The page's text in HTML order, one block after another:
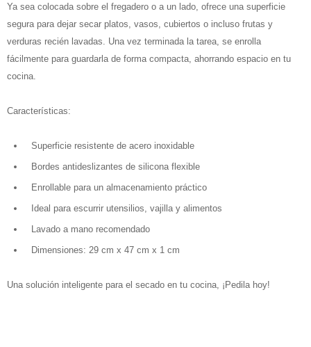
Ya sea colocada sobre el fregadero o a un lado, ofrece una superficie
segura para dejar secar platos, vasos, cubiertos o incluso frutas y
verduras recién lavadas. Una vez terminada la tarea, se enrolla
fácilmente para guardarla de forma compacta, ahorrando espacio en tu
cocina.
Características:
Superficie resistente de acero inoxidable
Bordes antideslizantes de silicona flexible
Enrollable para un almacenamiento práctico
Ideal para escurrir utensilios, vajilla y alimentos
Lavado a mano recomendado
Dimensiones: 29 cm x 47 cm x 1 cm
Una solución inteligente para el secado en tu cocina, ¡Pedila hoy!